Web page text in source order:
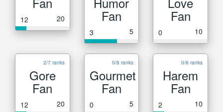
12 20 Fan
3 5
Fan
0 10
2/7 ranks
Gore
Fan
12 20
0/6 ranks
Gourmet
Fan
0 5
0/6 ranks
Harem
Fan
2 10